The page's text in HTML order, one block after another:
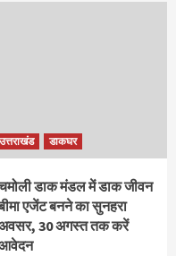
उत्तराखंड डाकघर
डाक मंडल में डाक जीवन
एजेंट बनने का सुनहरा
30 अगस्त तक करें